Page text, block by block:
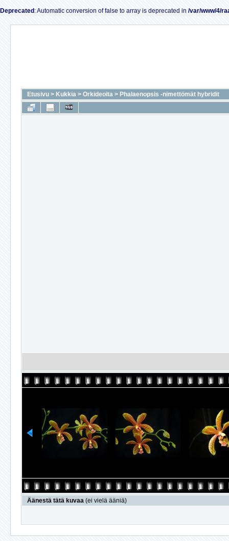
Deprecated : Automatic conversion of false to array is deprecated in /var/www/4/
Etusivu > Kukkia > Orkideoita > Phalaenopsis -nimettömät hybridit
Äänestä tätä kuvaa (ei vielä ääniä)